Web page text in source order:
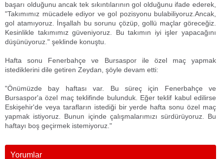
başarı olduğunu ancak tek sıkıntılarının gol olduğunu ifade ederek,
"Takımımız mücadele ediyor ve gol pozisyonu bulabiliyoruz.Ancak,
gol atamıyoruz. İnşallah bu sorunu çözüp, gollü maçlar göreceğiz.
Kesinlikle takımımız güveniyoruz. Bu takımın iyi işler yapacağını
düşünüyoruz." şeklinde konuştu.
Hafta sonu Fenerbahçe ve Bursaspor ile özel maç yapmak
istediklerini dile getiren Zeydan, şöyle devam etti:
"Önümüzde bay haftası var. Bu süreç için Fenerbahçe ve
Bursaspor'a özel maç teklifinde bulunduk. Eğer teklif kabul edilirse
Eskişehir'de veya tarafların istediği bir yerde hafta sonu özel maç
yapmak istiyoruz. Bunun içinde çalışmalarımızı sürdürüyoruz. Bu
haftayı boş geçirmek istemiyoruz."
Yorumlar